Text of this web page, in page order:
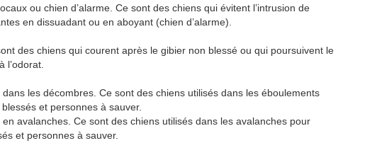
ou chien d’alarme. Ce sont des chiens qui évitent l’intrusion de
en dissuadant ou en aboyant (chien d’alarme).
des chiens qui courent après le gibier non blessé ou qui poursuivent le
l’odorat.
les décombres. Ce sont des chiens utilisés dans les éboulements
et personnes à sauver.
avalanches. Ce sont des chiens utilisés dans les avalanches pour
et personnes à sauver.